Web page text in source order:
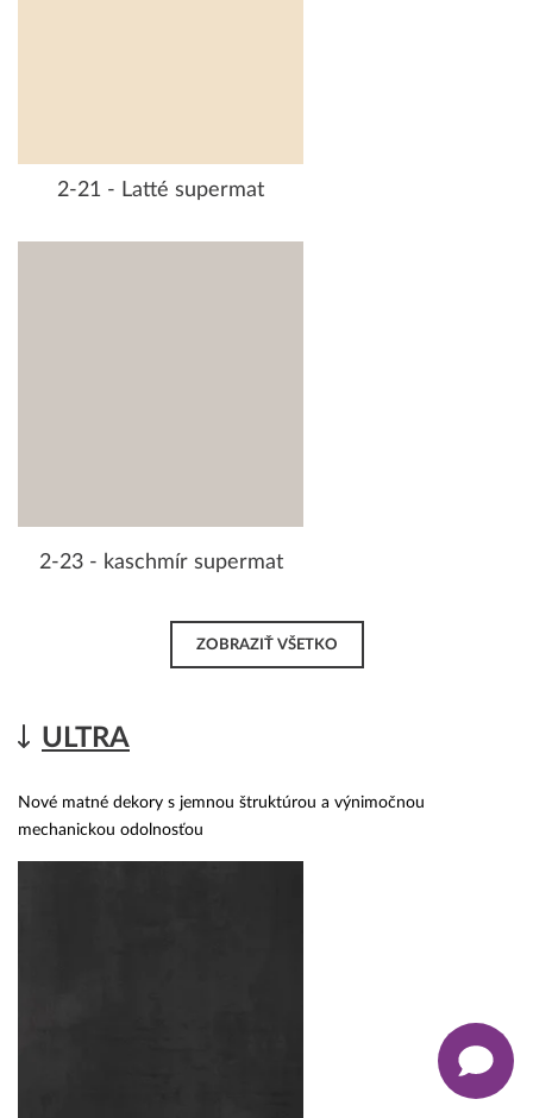
2-21 - Latté supermat
2-23 - kaschmír supermat
ZOBRAZIŤ VŠETKO
ULTRA
Nové matné dekory s jemnou štruktúrou a výnimočnou
mechanickou odolnosťou